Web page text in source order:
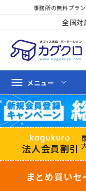
事務所の無料プラ
全国対
menu メニュー
法人会員割引
まとめ買いセ